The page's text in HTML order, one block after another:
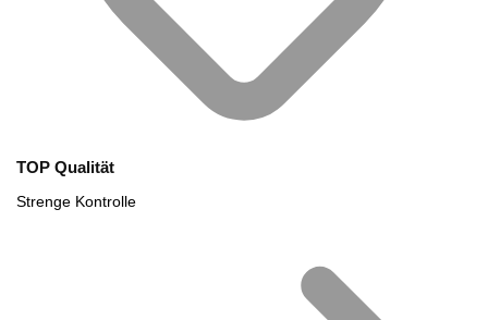
TOP Qualität
Strenge Kontrolle